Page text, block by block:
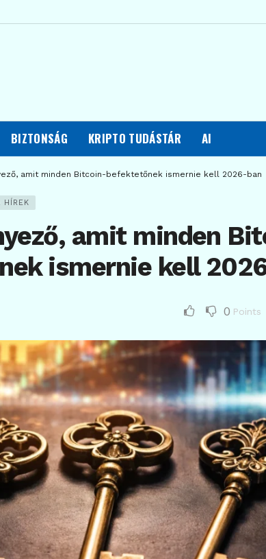
BIZTONSÁG KRIPTO TUDÁSTÁR AI
amit minden Bitcoin-befektetőnek ismernie kell 2026-ban
HÍREK
amit minden
ismernie kell
0 Points